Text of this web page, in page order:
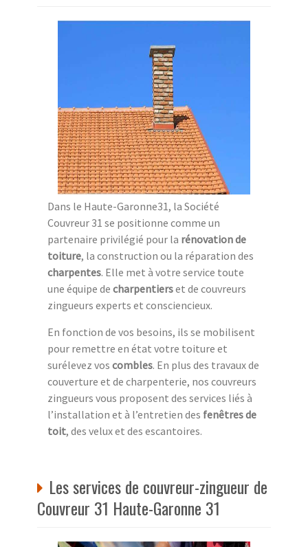
Dans le Haute-Garonne31, la Société
Couvreur 31 se positionne comme un
partenaire privilégié pour la rénovation de
toiture, la construction ou la réparation des
charpentes. Elle met à votre service toute
une équipe de charpentierset de couvreurs
zingueurs experts et consciencieux.
En fonction de vos besoins, ils se mobilisent
pour remettre en état votre toiture et
surélevez vos combles. En plus des travaux de
couverture et de charpenterie, nos couvreurs
zingueurs vous proposent des services liés à
l’installation et à l’entretien des fenêtres de
toit, des velux et des escantoires.
Les services de couvreur-zingueur de
Couvreur 31 Haute-Garonne 31